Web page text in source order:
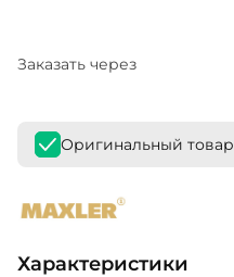
Заказать через
Оригинальный товар
Характеристики